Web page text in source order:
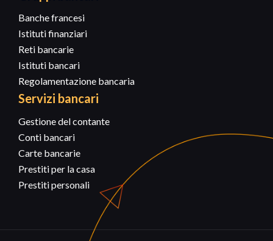
Banche francesi
Istituti finanziari
Reti bancarie
Istituti bancari
Regolamentazione bancaria
Servizi bancari
Gestione del contante
Conti bancari
Carte bancarie
Prestiti per la casa
Prestiti personali